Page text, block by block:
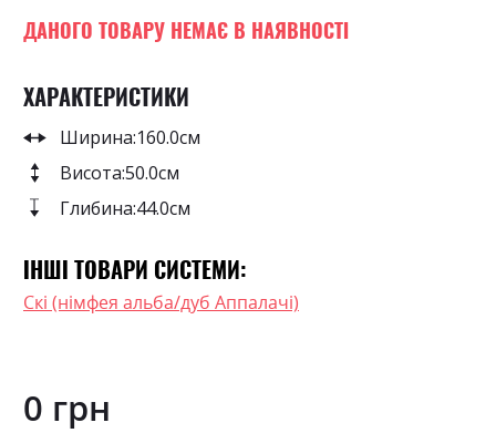
of
gallery
ДАНОГО ТОВАРУ НЕМАЄ В НАЯВНОСТІ
ХАРАКТЕРИСТИКИ
Ширина:160.0см
Висота:50.0см
Глибина:44.0см
ІНШІ ТОВАРИ СИСТЕМИ:
Скі (німфея альба/дуб Аппалачі)
0 грн